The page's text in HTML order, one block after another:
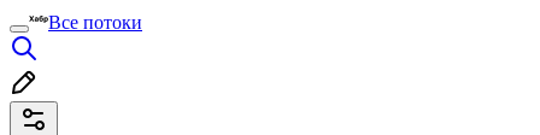
Все потоки